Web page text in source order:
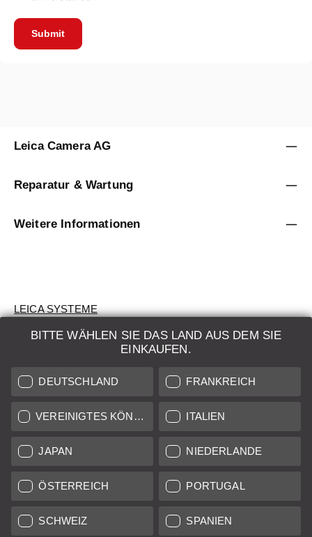
Submit
BITTE WÄHLEN SIE DAS LAND AUS DEM SIE
EINKAUFEN.
DEUTSCHLAND FRANKREICH
VEREINIGTES KÖNIGREICH ITALIEN
JAPAN NIEDERLANDE
ÖSTERREICH PORTUGAL
SCHWEIZ SPANIEN
Leica Camera AG
Reparatur & Wartung
Weitere Informationen
LEICA SYSTEME
BEWERTUNG
AUKTION
BRAND NEW
LEICA STORES
Alle Preise von in der EU/UK ansässigen Anbietern inkl.